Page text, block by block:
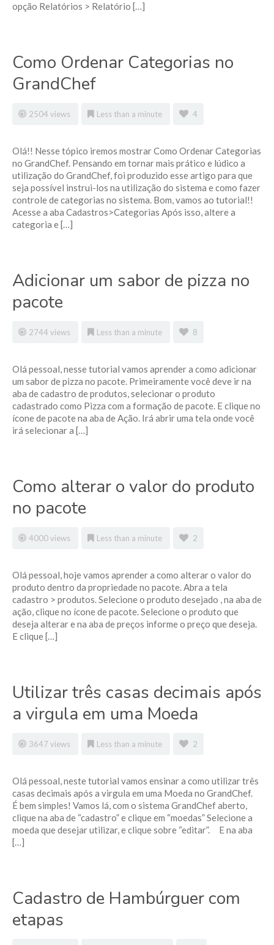
opção Relatórios > Relatório […]
Como Ordenar Categorias no
GrandChef
2504 views Less than a minute 4
Olá!! Nesse tópico iremos mostrar Como Ordenar Categorias
no GrandChef. Pensando em tornar mais prático e lúdico a
utilização do GrandChef, foi produzido esse artigo para que
seja possível instrui-los na utilização do sistema e como fazer
controle de categorias no sistema. Bom, vamos ao tutorial!!
Acesse a aba Cadastros>Categorias Após isso, altere a
categoria e […]
Adicionar um sabor de pizza no
pacote
2744 views Less than a minute 8
Olá pessoal, nesse tutorial vamos aprender a como adicionar
um sabor de pizza no pacote. Primeiramente você deve ir na
aba de cadastro de produtos, selecionar o produto
cadastrado como Pizza com a formação de pacote. E clique no
ícone de pacote na aba de Ação. Irá abrir uma tela onde você
irá selecionar a […]
Como alterar o valor do produto
no pacote
4000 views Less than a minute 2
Olá pessoal, hoje vamos aprender a como alterar o valor do
produto dentro da propriedade no pacote. Abra a tela
cadastro > produtos. Selecione o produto desejado , na aba de
ação, clique no ícone de pacote. Selecione o produto que
deseja alterar e na aba de preços informe o preço que deseja.
E clique […]
Utilizar três casas decimais após
a virgula em uma Moeda
3647 views Less than a minute 2
Olá pessoal, neste tutorial vamos ensinar a como utilizar três
casas decimais após a virgula em uma Moeda no GrandChef.
É bem simples! Vamos lá, com o sistema GrandChef aberto,
clique na aba de “cadastro” e clique em “moedas” Selecione a
moeda que desejar utilizar, e clique sobre “editar”. E na aba
[…]
Cadastro de Hambúrguer com
etapas